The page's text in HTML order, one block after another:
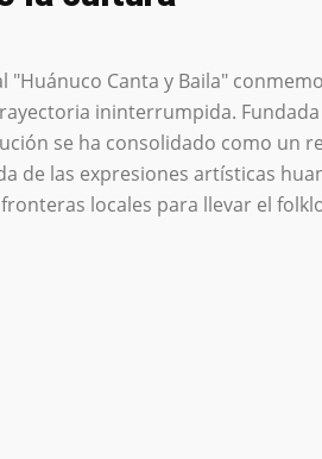
"Huánuco Canta y Baila"
ininterrumpida.
se ha consolidado como un
de las expresiones artísticas
locales para llevar el